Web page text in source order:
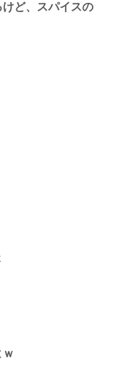
ど、スパイスの